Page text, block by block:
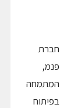
חברת
פנמ,
המתמחה
בפיתוח